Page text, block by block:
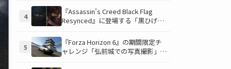
説！伝説のアイテムや新衣装を手に
入れるための「地図の断片」入手方
法と修復のコツを紹介！
4
『Assassin's Creed Black Flag
Resynced』に登場する「黒ひげの
説！隠された財宝を見つけよう！
5
『Forza Horizon 6』の期間限定チ
ャレンジ「弘前城での写真撮影」攻